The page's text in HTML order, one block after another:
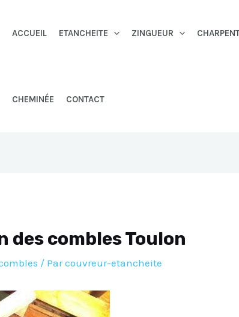
ACCUEIL ETANCHEITE ZINGUEUR
CHEMINÉE CONTACT
des combles Toulon
/ Parcouvreur-etancheite